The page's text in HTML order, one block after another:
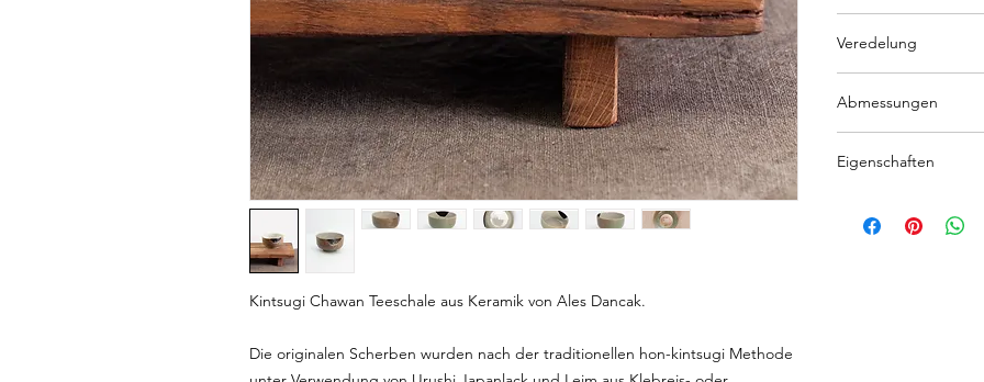
Kintsugi Chawan Teeschale aus Keramik von Ales Dancak.
Die originalen Scherben wurden nach der traditionellen hon-kintsugi Methode
Veredelung
(innen)
Abmessungen
Eigenschaften